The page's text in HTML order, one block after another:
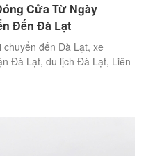
Cửa Từ Ngày
Đến Đà Lạt
chuyển đến Đà Lạt, xe
Đà Lạt, du lịch Đà Lạt, Liên